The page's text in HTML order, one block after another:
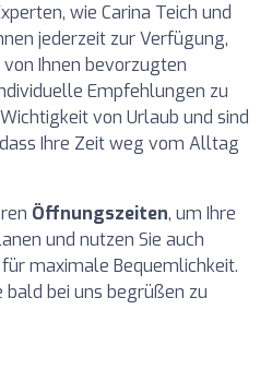
wie Carina Teich und
jederzeit zur Verfügung,
Ihnen bevorzugten
Empfehlungen zu
von Urlaub und sind
Ihre Zeit weg vom Alltag
Öffnungszeiten, um Ihre
und nutzen Sie auch
für maximale Bequemlichkeit.
bald bei uns begrüßen zu